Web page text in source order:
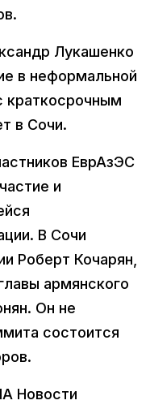
Лукашенко
в неформальной
краткосрочным
в Сочи.
ЕврАзЭС
и
В Сочи
Роберт Кочарян,
армянского
Он не
состоится
Новости